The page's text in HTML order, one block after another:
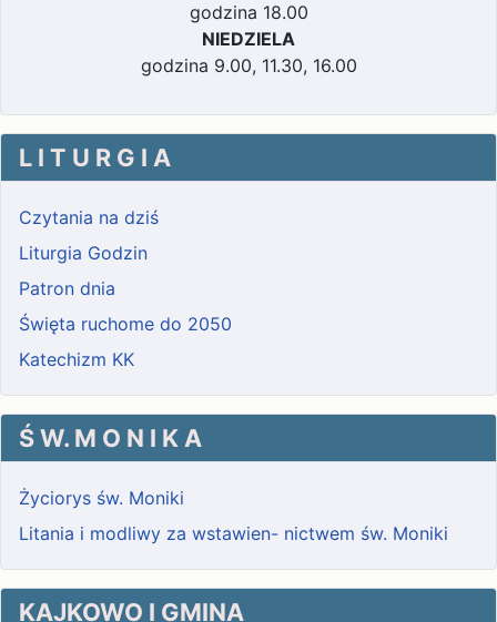
godzina 18.00
NIEDZIELA
godzina 9.00, 11.30, 16.00
L I T U R G I A
Czytania na dziś
Liturgia Godzin
Patron dnia
Święta ruchome do 2050
Katechizm KK
Ś W. M O N I K A
Życiorys św. Moniki
Litania i modliwy za wstawien- nictwem św. Moniki
KAJKOWO I GMINA